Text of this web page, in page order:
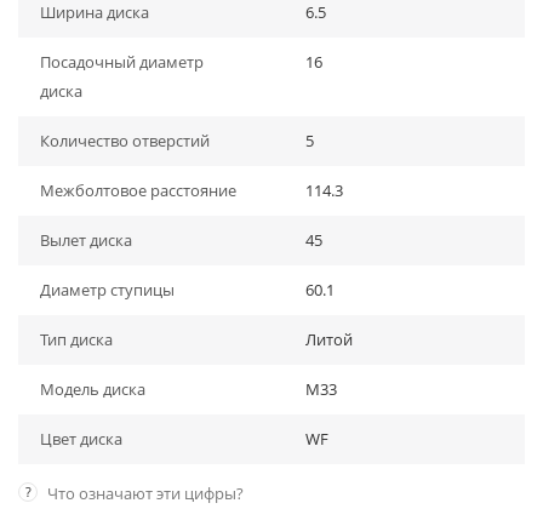
Ширина диска 6.5
Посадочный диаметр
диска
16
Количество отверстий 5
Межболтовое расстояние 114.3
Вылет диска 45
Диаметр ступицы 60.1
Тип диска Литой
Модель диска M33
Цвет диска WF
? Что означают эти цифры?